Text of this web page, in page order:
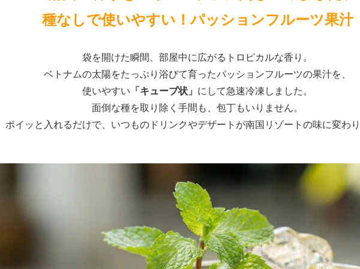
種なしで使いやすい！パッションフルーツ果汁
袋を開けた瞬間、部屋中に広がるトロピカルな香り。
ベトナムの太陽をたっぷり浴びて育ったパッションフルーツの果汁を、
使いやすい 「キューブ状」 にして急速冷凍しました。
面倒な種を取り除く手間も、包丁もいりません。
ポイッと入れるだけで、いつものドリンクやデザートが南国リゾートの味に変わ